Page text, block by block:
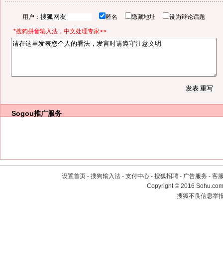
用户： 匿名 隐藏地址 设为辩论话题
*搜狗拼音输入法，中文处理专家>>
Sogou推广服务
设置首页 - 搜狗输入法 - 支付中心 - 搜狐招聘 - 广告服务 - 客
Copyright©2016
搜狐不良信息举